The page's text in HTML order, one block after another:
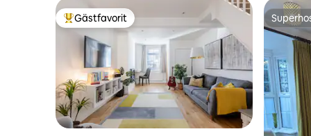
Populär gästfavorit
Gästfavorit